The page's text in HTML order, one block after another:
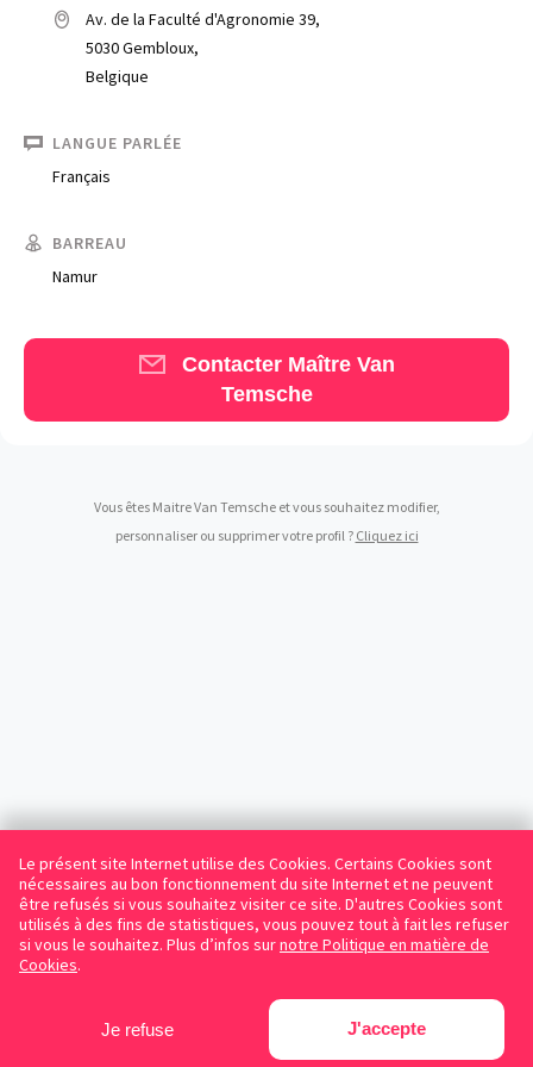
Qui sommes-nous
Une start-up 100% indépendante
Le présent site Internet utilise des Cookies. Certains Cookies sont
nécessaires au bon fonctionnement du site Internet et ne peuvent
être refusés si vous souhaitez visiter ce site. D'autres Cookies sont
utilisés à des fins de statistiques, vous pouvez tout à fait les refuser
si vous le souhaitez. Plus d’infos surnotre Politique en matière de
Cookies.
Je refuse J'accepte
Av. de la Faculté d'Agronomie 39,
5030 Gembloux,
Belgique
LANGUE PARLÉE
Français
BARREAU
Namur
Temsche
Vous êtes Maitre Van Temsche et vous souhaitez modifier,
personnaliser ou supprimer votre profil ? Cliquez ici